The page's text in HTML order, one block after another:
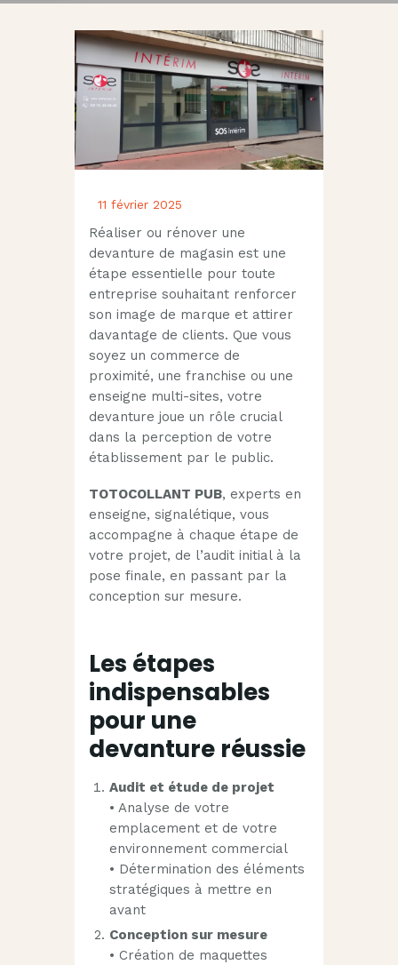
11 février 2025
Réaliser ou rénover une
devanture de magasin est une
étape essentielle pour toute
entreprise souhaitant renforcer
son image de marque et attirer
davantage de clients. Que vous
soyez un commerce de
proximité, une franchise ou une
enseigne multi-sites, votre
devanture joue un rôle crucial
dans la perception de votre
établissement par le public.
TOTOCOLLANT PUB, experts en
enseigne, signalétique, vous
accompagne à chaque étape de
votre projet, de l’audit initial à la
pose finale, en passant par la
conception sur mesure.
Les étapes
indispensables
pour une
devanture réussie
Audit et étude de projet
• Analyse de votre
emplacement et de votre
environnement commercial
• Détermination des éléments
stratégiques à mettre en
avant
Conception sur mesure
• Création de maquettes